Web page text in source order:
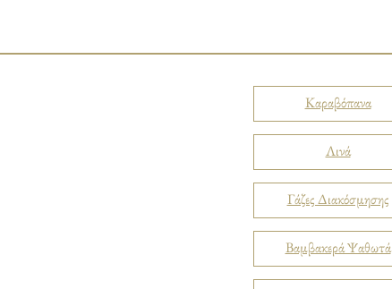
Καραβόπανα
Λινά
Γάζες Διακόσμησης
Βαμβακερά Ψαθωτά